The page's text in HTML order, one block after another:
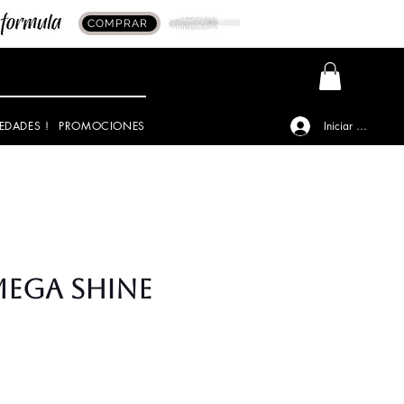
COMPRAR
! PROMOCIONES Iniciar sesión
SHINE